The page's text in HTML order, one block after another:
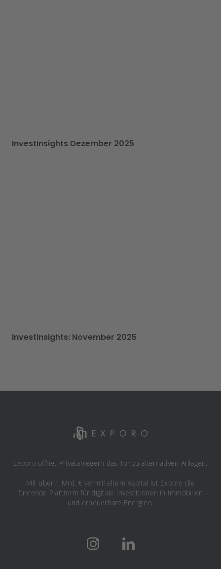
InvestInsights Dezember 2025
InvestInsights: November 2025
Exporo öffnet Privatanlegern das Tor zu alternativen Anlagen.
Mit über 1 Mrd. € vermitteltem Kapital ist Exporo die
führende Plattform für digitale Investitionen in Immobilien
und erneuerbare Energien.